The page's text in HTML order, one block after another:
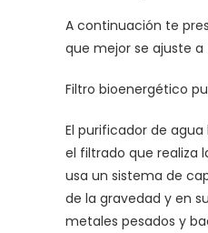
A continuación te
que mejor se ajuste
Filtro bioenergético
El purificador de
el filtrado que realiza
usa un sistema de
de la gravedad y en
metales pesados y